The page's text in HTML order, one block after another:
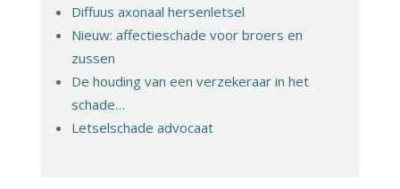
Diffuus axonaal hersenletsel
Nieuw: affectieschade voor broers en
zussen
De houding van een verzekeraar in het
schade…
Letselschade advocaat